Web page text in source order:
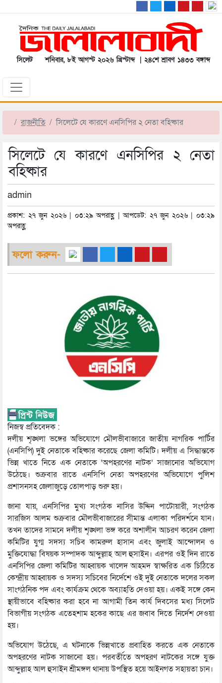
সিলেট শনিবার, ৮ই আগস্ট ২০২৬ খ্রিস্টাব্দ | ২৪শে শ্রাবণ ১৪৩৩ বঙ্গাব্দ
রাজনীতি সিলেটে যে কারণে এনসিপির ২ নেতা বহিষ্কার
সিলেটে যে কারণে এনসিপির ২ নেতা
বহিষ্কার
admin
প্রকাশ: ২৭ জুন ২০২৬ | ০৩:২৯ অপরাহ্ণ | আপডেট: ২৭ জুন ২০২৬ | ০৩:২৯
অপরাহ্ণ
ফলো করুন-
নিজস্ব প্রতিবেদক :
দলীয় শৃঙ্খলা ভঙ্গের অভিযোগে মৌলভীবাজারে জাতীয় নাগরিক পার্টির
(এনসিপি) দুই নেতাকে বহিষ্কার করেছে জেলা কমিটি। দলীয় এ সিদ্ধান্তকে
ভিন্ন খাতে নিতে এক নেতাকে ‘অপহরণের নাটক’ সাজানোর অভিযোগ
উঠেছে। শুক্রবার রাতে এনসিপি নেতা অপহরণের অভিযোগে পুলিশ
প্রশাসনসহ জেলাজুড়ে তোলপাড় শুরু হয়।
জানা যায়, এনসিপির মুখ্য সংগঠক নাসির উদ্দিন পাটোয়ারী, সংগঠক
সারজিস আলম শুক্রবার মৌলভীবাজারের সীমান্ত এলাকা পরিদর্শনে যান।
তখন তাদের সামনে দলীয় শৃঙ্খলা ভঙ্গ করে অশালীন আচরণ করেন জেলা
কমিটির যুগ্ম সদস্য সচিব কামরুল হাসান এবং জুলাই আন্দোলন ও
মুক্তিযোদ্ধা বিষয়ক সম্পাদক আব্দুল্লাহ আল হুসাইন। এরপর ওই দিন রাতে
এনসিপির জেলা কমিটির আহ্বায়ক খালেদ আহমদ স্বাক্ষরিত এক চিঠিতে
কেন্দ্রীয় আহ্বায়ক ও সদস্য সচিবের নির্দেশে ওই দুই নেতাকে দলের সকল
সাংগঠনিক পদ এবং কার্যক্রম থেকে অব্যাহতি দেওয়া হয়। একই সঙ্গে কেন
স্থায়ীভাবে বহিষ্কার করা হবে না আগামী তিন কার্য দিবসের মধ্য সিলেট
বিভাগীয় সংগঠক এতেহশাম হকের কাছে এর জবাব দিতে নির্দেশ দেওয়া
হয়।
অভিযোগ উঠেছে, এ ঘটনাকে ভিন্নখাতে প্রবাহিত করতে এক নেতাকে
অপহরণের নাটক সাজানো হয়। পরবর্তীতে অপহরণ নাটকের সঙ্গে যুক্ত
আব্দুল্লাহ আল হুসাইন শ্রীমঙ্গল থানায় উপস্থিত হয়ে আইনগত সহায়তা চান।